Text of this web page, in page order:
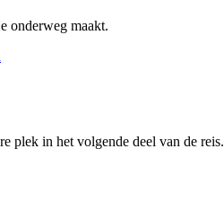
onderweg maakt.
plek in het volgende deel van de reis.